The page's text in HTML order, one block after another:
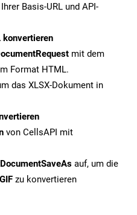
Basis-URL und API-
konvertieren
mit dem
Format HTML.
das XLSX-Dokument in
von CellsAPI mit
auf, um die
GIF zu konvertieren